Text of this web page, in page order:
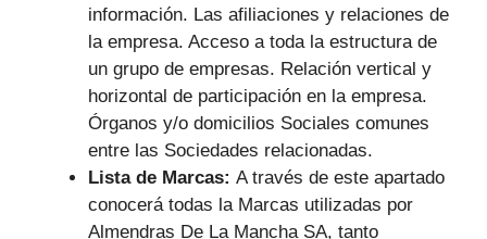
información. Las afiliaciones y relaciones de
la empresa. Acceso a toda la estructura de
un grupo de empresas. Relación vertical y
horizontal de participación en la empresa.
Órganos y/o domicilios Sociales comunes
entre las Sociedades relacionadas.
Lista de Marcas: A través de este apartado
conocerá todas la Marcas utilizadas por
Almendras De La Mancha SA, tanto